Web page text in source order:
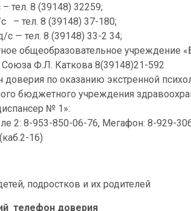
8 (39148) 32259;
тел. 8 (39148) 37-180;
— тел. 8 (39148) 33-2 34;
общеобразовательное учреждение
Союза Ф.Л. Каткова 8(39148)21-592
доверия по оказанию экстренной
бюджетного учреждения
№ 1»:
2: 8-953-850-06-76, Мегафон: 8-929-
(каб.2-16)
подростков и их родителей
телефон доверия